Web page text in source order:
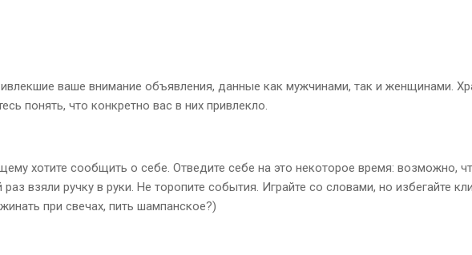
ваше внимание объявления, данные как мужчинами, так и женщинами.
понять, что конкретно вас в них привлекло.
хотите сообщить о себе. Отведите себе на это некоторое время: возможно,
взяли ручку в руки. Не торопите события. Играйте со словами, но избегайте
при свечах, пить шампанское?)